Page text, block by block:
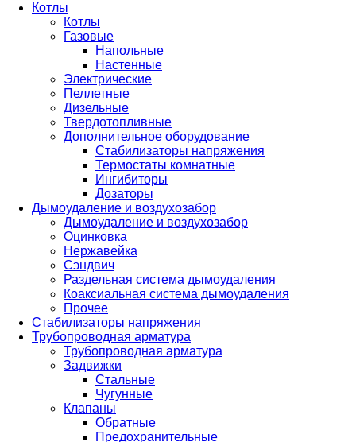
Котлы
Котлы
Газовые
Напольные
Настенные
Электрические
Пеллетные
Дизельные
Твердотопливные
Дополнительное оборудование
Стабилизаторы напряжения
Термостаты комнатные
Ингибиторы
Дозаторы
Дымоудаление и воздухозабор
Дымоудаление и воздухозабор
Оцинковка
Нержавейка
Сэндвич
Раздельная система дымоудаления
Коаксиальная система дымоудаления
Прочее
Стабилизаторы напряжения
Трубопроводная арматура
Трубопроводная арматура
Задвижки
Стальные
Чугунные
Клапаны
Обратные
Предохранительные